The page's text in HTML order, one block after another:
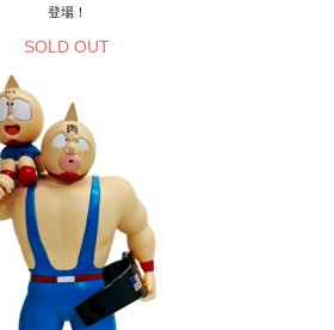
登場！
SOLD OUT